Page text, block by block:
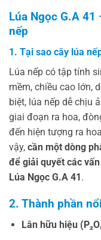
Lúa Ngọc G.A 41
nếp
1. Tại sao cây lúa
Lúa nếp có tập tính
mềm, chiều cao lớn,
biệt, lúa nếp dễ chịu
giai đoạn ra hoa,
đến hiện tượng ra
vậy, cần một dòng
để giải quyết các
Lúa Ngọc G.A 41.
2. Thành phần
Lân hữu hiệu